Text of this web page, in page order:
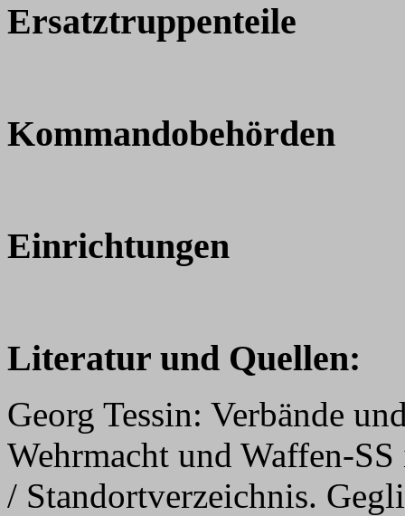
Ersatztruppenteile
Kommandobehörden
Einrichtungen
Literatur und Quellen:
Georg Tessin: Verbände
Wehrmacht und Waffen-
/ Standortverzeichnis.